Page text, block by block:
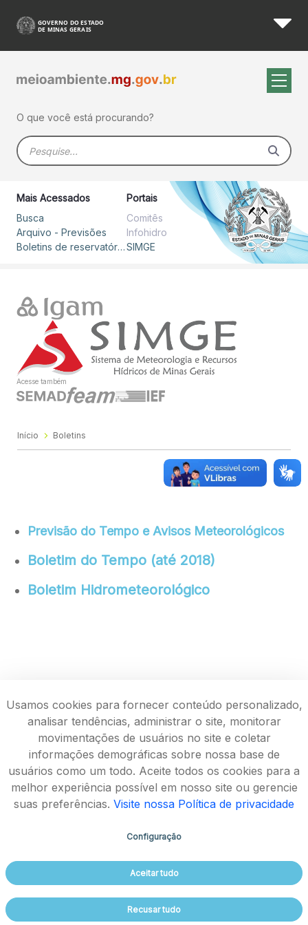
Pular para o Conteúdo principal
Boletins - SIMGE
O que você está procurando?
Barra de busca
Mais Acessados
Busca
Arquivo - Previsões
Boletins de reservatórios
Portais
Comitês
Infohidro
SIMGE
Acesse também
Início Boletins
Previsão do Tempo e Avisos Meteorológicos
Boletim do Tempo (até 2018)
Boletim Hidrometeorológico
Rodovia João Paulo II, 4143, Bairro Serra Verde - CEP
31630-900
Usamos cookies para fornecer conteúdo personalizado,
analisar tendências, administrar o site, monitorar
movimentações de usuários no site e coletar
informações demográficas sobre nossa base de
usuários como um todo. Aceite todos os cookies para a
melhor experiência possível em nosso site ou gerencie
suas preferências. Visite nossa Política de privacidade
Configuração
Aceitar tudo
Recusar tudo